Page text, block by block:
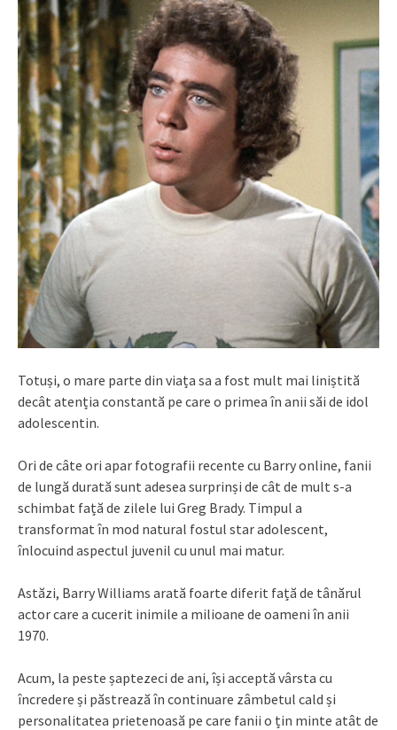
Totuși, o mare parte din viața sa a fost mult mai liniștită
decât atenția constantă pe care o primea în anii săi de idol
adolescentin.
Ori de câte ori apar fotografii recente cu Barry online, fanii
de lungă durată sunt adesea surprinși de cât de mult s-a
schimbat față de zilele lui Greg Brady. Timpul a
transformat în mod natural fostul star adolescent,
înlocuind aspectul juvenil cu unul mai matur.
Astăzi, Barry Williams arată foarte diferit față de tânărul
actor care a cucerit inimile a milioane de oameni în anii
1970.
Acum, la peste șaptezeci de ani, își acceptă vârsta cu
încredere și păstrează în continuare zâmbetul cald și
personalitatea prietenoasă pe care fanii o țin minte atât de